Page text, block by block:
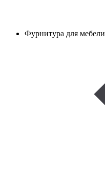
Фурнитура для мебели